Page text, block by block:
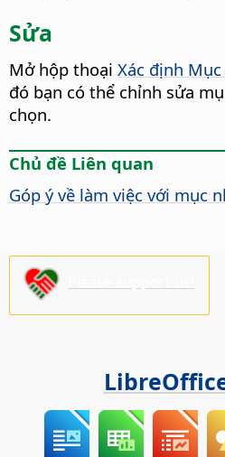
Sửa
Mở hộp thoại Xác định
đó bạn có thể chỉnh sửa
chọn.
Chủ đề Liên quan
Góp ý về làm việc với mục